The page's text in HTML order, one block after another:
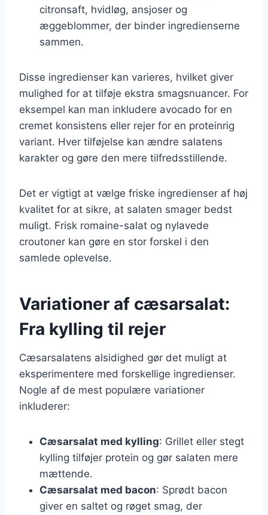
citronsaft, hvidløg, ansjoser og
æggeblommer, der binder ingredienserne
sammen.
Disse ingredienser kan varieres, hvilket giver
mulighed for at tilføje ekstra smagsnuancer. For
eksempel kan man inkludere avocado for en
cremet konsistens eller rejer for en proteinrig
variant. Hver tilføjelse kan ændre salatens
karakter og gøre den mere tilfredsstillende.
Det er vigtigt at vælge friske ingredienser af høj
kvalitet for at sikre, at salaten smager bedst
muligt. Frisk romaine-salat og nylavede
croutoner kan gøre en stor forskel i den
samlede oplevelse.
Variationer af cæsarsalat:
Fra kylling til rejer
Cæsarsalatens alsidighed gør det muligt at
eksperimentere med forskellige ingredienser.
Nogle af de mest populære variationer
inkluderer:
Cæsarsalat med kylling: Grillet eller stegt
kylling tilføjer protein og gør salaten mere
mættende.
Cæsarsalat med bacon: Sprødt bacon
giver en saltet og røget smag, der